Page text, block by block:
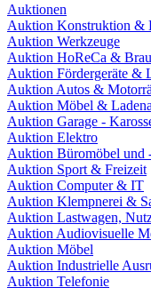
Auktionen
Auktion Konstruktion &
Auktion Werkzeuge
Auktion HoReCa &
Auktion Fördergeräte &
Auktion Autos &
Auktion Möbel &
Auktion Garage -
Auktion Elektro
Auktion Büromöbel und
Auktion Sport & Freizeit
Auktion Computer & IT
Auktion Klempnerei &
Auktion Lastwagen,
Auktion Audiovisuelle
Auktion Möbel
Auktion Industrielle
Auktion Telefonie